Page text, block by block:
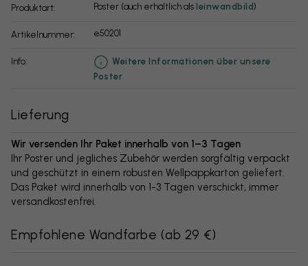
Produktart: Poster (auch erhältlich als leinwandbild)
Artikelnummer: e50201
info:
Weitere Informationen über unsere
Poster
Lieferung
Wir versenden Ihr Paket innerhalb von 1–3 Tagen
Ihr Poster und jegliches Zubehör werden sorgfältig verpackt
und geschützt in einem robusten Wellpappkarton geliefert.
Das Paket wird innerhalb von 1-3 Tagen verschickt, immer
versandkostenfrei.
Empfohlene Wandfarbe (ab 29 €)